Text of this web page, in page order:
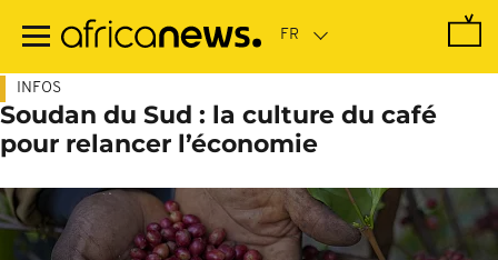
contenu
INFOS
Soudan du Sud : la culture du café
pour relancer l’économie